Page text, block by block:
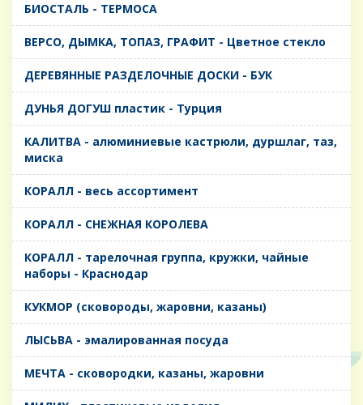
БИОСТАЛЬ - ТЕРМОСА
ВЕРСО, ДЫМКА, ТОПАЗ, ГРАФИТ - Цветное стекло
ДЕРЕВЯННЫЕ РАЗДЕЛОЧНЫЕ ДОСКИ - БУК
ДУНЬЯ ДОГУШ пластик - Турция
КАЛИТВА - алюминиевые кастрюли, дуршлаг, таз,
миска
КОРАЛЛ - весь ассортимент
КОРАЛЛ - СНЕЖНАЯ КОРОЛЕВА
КОРАЛЛ - тарелочная группа, кружки, чайные
наборы - Краснодар
КУКМОР (сковороды, жаровни, казаны)
ЛЫСЬВА - эмалированная посуда
МЕЧТА - сковородки, казаны, жаровни